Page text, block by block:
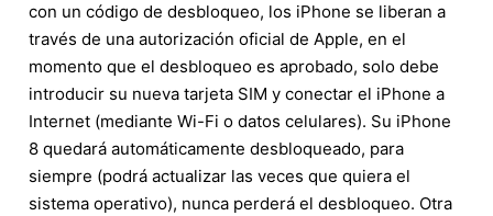
con un código de desbloqueo, los iPhone se liberan a
través de una autorización oficial de Apple, en el
momento que el desbloqueo es aprobado, solo debe
introducir su nueva tarjeta SIM y conectar el iPhone a
Internet (mediante Wi-Fi o datos celulares). Su iPhone
8 quedará automáticamente desbloqueado, para
siempre (podrá actualizar las veces que quiera el
sistema operativo), nunca perderá el desbloqueo. Otra